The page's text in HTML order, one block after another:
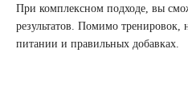
При комплексном подходе, вы
результатов. Помимо тренировок,
питании и правильных добавках.